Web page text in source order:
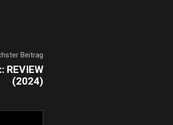
Beitrag
REVIEW
(2024)